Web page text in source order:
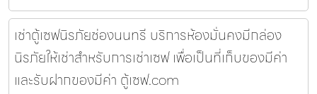
เช่าตู้เซฟนิรภัยช่องนนทรี บริการห้องมั่นคงมีกล่อง
นิรภัยให้เช่าสำหรับการเช่าเซฟ เพื่อเป็นที่เก็บของมีค่า
และรับฝากของมีค่า ตู้เซฟ.com